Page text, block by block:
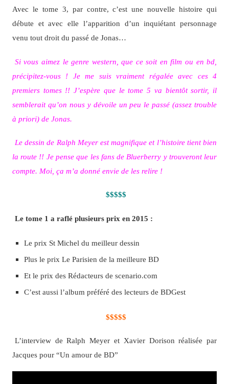
Avec le tome 3, par contre, c’est une nouvelle histoire qui
débute et avec elle l’apparition d’un inquiétant personnage
venu tout droit du passé de Jonas…
Si vous aimez le genre western, que ce soit en film ou en bd,
précipitez-vous ! Je me suis vraiment régalée avec ces 4
premiers tomes !! J’espère que le tome 5 va bientôt sortir, il
semblerait qu’on nous y dévoile un peu le passé (assez trouble
à priori) de Jonas.
Le dessin de Ralph Meyer est magnifique et l’histoire tient bien
la route !! Je pense que les fans de Bluerberry y trouveront leur
compte. Moi, ça m’a donné envie de les relire !
$$$$$
Le tome 1 a raflé plusieurs prix en 2015 :
Le prix St Michel du meilleur dessin
Plus le prix Le Parisien de la meilleure BD
Et le prix des Rédacteurs de scenario.com
C’est aussi l’album préféré des lecteurs de BDGest
$$$$$
L’interview de Ralph Meyer et Xavier Dorison réalisée par
Jacques pour “Un amour de BD”